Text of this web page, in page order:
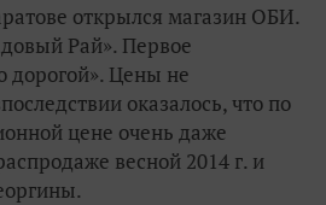
открылся магазин ОБИ.
Рай». Первое
дорогой». Цены не
оказалось, что по
цене очень даже
весной 2014 г. и